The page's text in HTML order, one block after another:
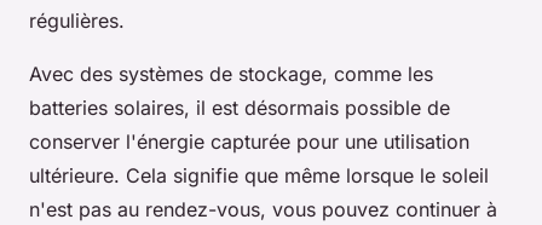
régulières.
Avec des systèmes de stockage, comme les
batteries solaires, il est désormais possible de
conserver l'énergie capturée pour une utilisation
ultérieure. Cela signifie que même lorsque le soleil
n'est pas au rendez-vous, vous pouvez continuer à